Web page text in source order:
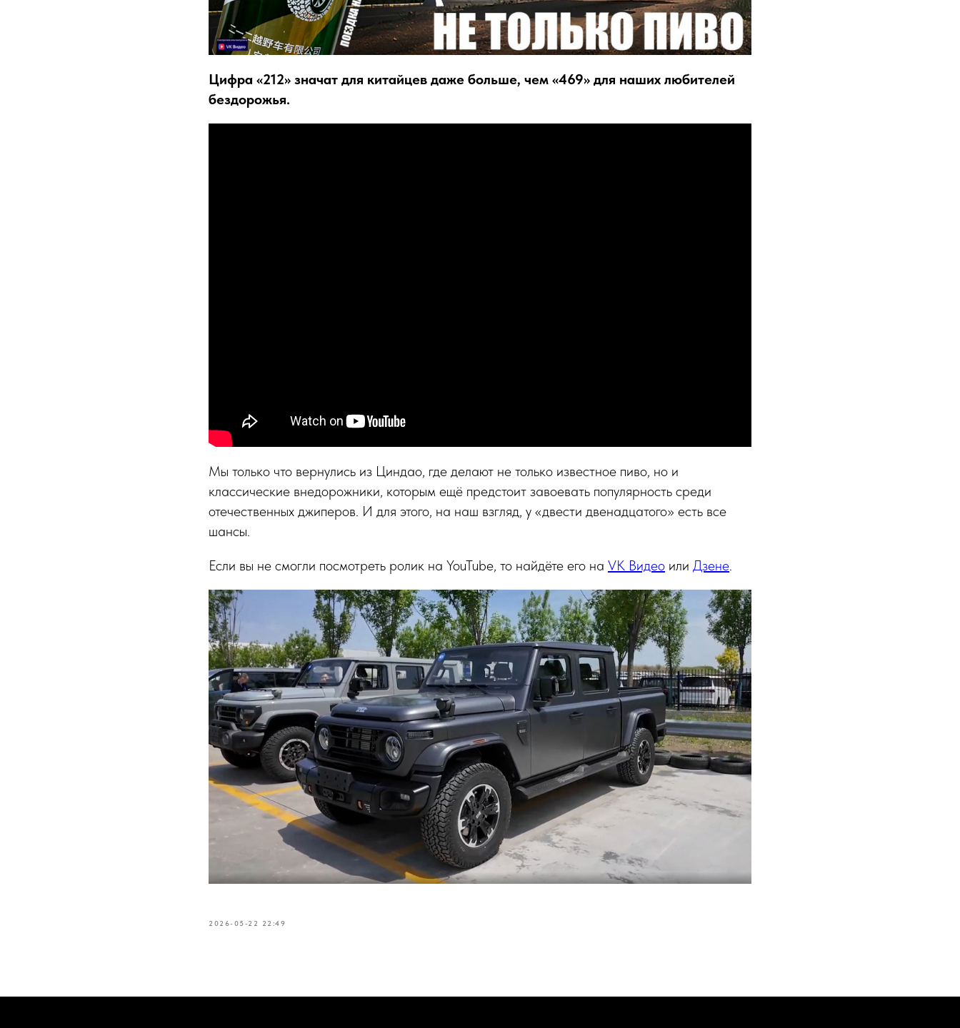
Цифра «212» значат для китайцев даже больше, чем «469» для наших любителей
бездорожья.
Мы только что вернулись из Циндао, где делают не только известное пиво, но и
классические внедорожники, которым ещё предстоит завоевать популярность среди
отечественных джиперов. И для этого, на наш взгляд, у «двести двенадцатого» есть все
шансы.
Если вы не смогли посмотреть ролик на YouTube, то найдёте его на VK Видео или Дзене.
2026-05-22 22:49